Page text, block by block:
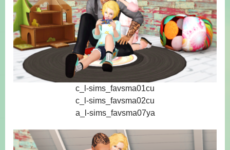
c_l-sims_favsma01cu
c_l-sims_favsma02cu
a_l-sims_favsma07ya